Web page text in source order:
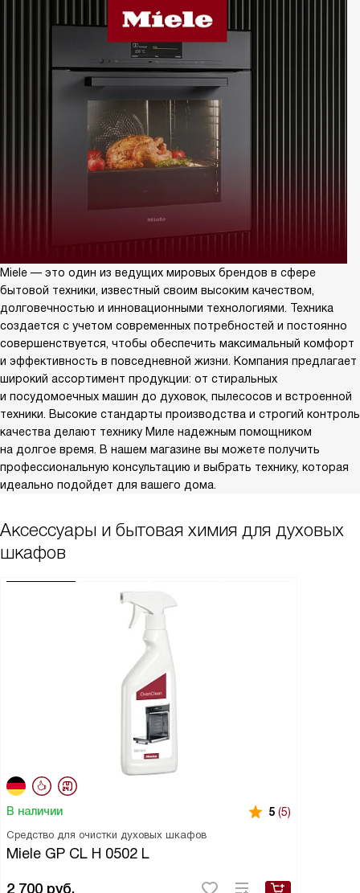
Miele — это один из ведущих мировых брендов в сфере
бытовой техники, известный своим высоким качеством,
долговечностью и инновационными технологиями. Техника
создается с учетом современных потребностей и постоянно
совершенствуется, чтобы обеспечить максимальный комфорт
и эффективность в повседневной жизни. Компания предлагает
широкий ассортимент продукции: от стиральных
и посудомоечных машин до духовок, пылесосов и встроенной
техники. Высокие стандарты производства и строгий контроль
качества делают технику Миле надежным помощником
на долгое время. В нашем магазине вы можете получить
профессиональную консультацию и выбрать технику, которая
идеально подойдет для вашего дома.
Аксессуары и бытовая химия для духовых
шкафов
В наличии 5 (5)
Средство для очистки духовых шкафов
Miele GP CL H 0502 L
2 700 руб.